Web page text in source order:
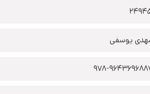
یوسفی
978-